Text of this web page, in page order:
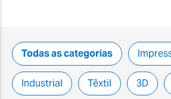
Todas as categorias
Industrial Têxtil 3D